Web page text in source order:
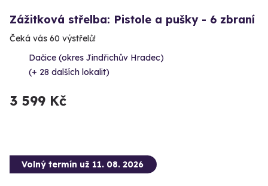
Zážitková střelba: Pistole a pušky - 6 zbraní
Čeká vás 60 výstřelů!
Dačice (okres Jindřichův Hradec)
(+ 28 dalších lokalit)
3 599 Kč
Volný termín už 11. 08. 2026